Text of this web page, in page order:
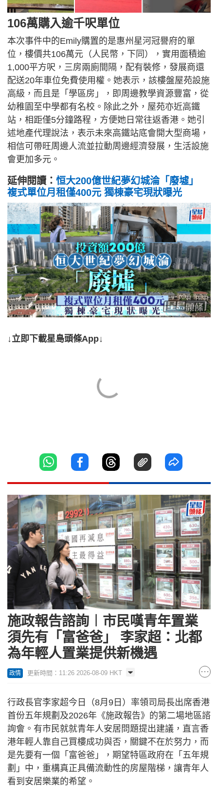
106萬購入逾千呎單位
本次事件中的Emily購置的是惠州星河冠譽府的單
位，樓價共106萬元（人民幣，下同），實用面積逾
1,000平方呎，三房兩廁間隔，配有裝修，發展商還
配送20年車位免費使用權。她表示，該樓盤屋苑設施
高級，而且是「學區房」，即周邊教學資源豐富，從
幼稚園至中學都有名校。除此之外，屋苑亦近高鐵
站，相距僅5分鐘路程，方便她日常往返香港。她引
述地產代理說法，表示未來高鐵站底會開大型商場，
相信可帶旺周邊人流並拉動周邊經濟發展，生活設施
會更加多元。
延伸閱讀： 恒大200億世紀夢幻城淪「廢墟」
複式單位月租僅400元 獨棟豪宅現狀曝光
↓立即下載星島頭條App↓
施政報告諮詢︱市民嘆青年置業
須先有「富爸爸」 李家超：北都
為年輕人置業提供新機遇
政情 更新時間：11:26 2026-08-09 HKT
行政長官李家超今日（8月9日）率領司局長出席香港
首份五年規劃及2026年《施政報告》的第二場地區諮
詢會。有市民就就青年人安居問題提出建議，直言香
港年輕人靠自己買樓成功與否，關鍵不在於努力，而
是先要有一個「富爸爸」，期望特區政府在「五年規
劃」中，重構真正具備流動性的房屋階梯，讓青年人
看到安居樂業的希望。